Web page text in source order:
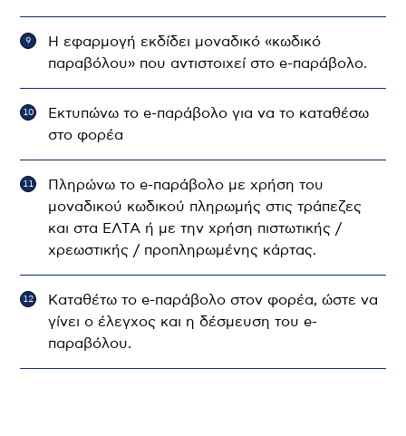
H εφαρμογή εκδίδει μοναδικό «κωδικό
παραβόλου» που αντιστοιχεί στο e-παράβολο.
Εκτυπώνω το e-παράβολο για να το καταθέσω
στο φορέα
Πληρώνω το e-παράβολο με χρήση του
μοναδικού κωδικού πληρωμής στις τράπεζες
και στα ΕΛΤΑ ή με την χρήση πιστωτικής /
χρεωστικής / προπληρωμένης κάρτας.
Καταθέτω το e-παράβολο στον φορέα, ώστε να
γίνει ο έλεγχος και η δέσμευση του e-
παραβόλου.